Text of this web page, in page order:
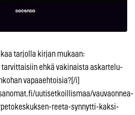
tarjolla kirjan mukaan:
tarvittaisiin ehkä vakinaista askartelu-
vapaaehtoisia?[/i]
uutisetkoillismaa/vauvaonnea-
reeta-synnytti-kaksi-